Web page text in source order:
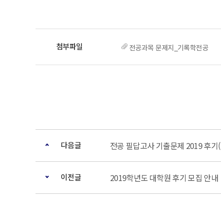
전공과목 문제지_기록학전공
다음글 전공 필답고사 기출문제 2019 후기
이전글 2019학년도 대학원 후기 모집 안내